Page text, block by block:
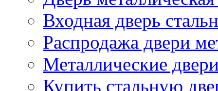
Входная дверь
Распродажа двери
Металлические
Купить стальную